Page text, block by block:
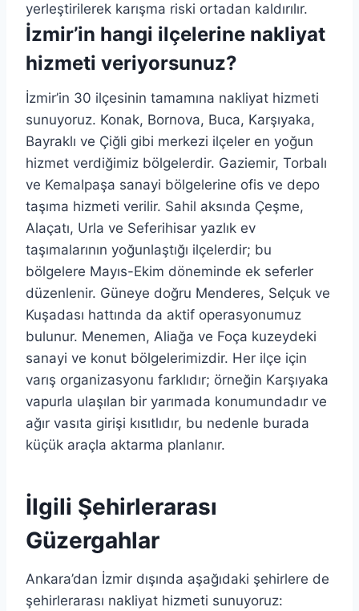
yerleştirilerek karışma riski ortadan kaldırılır.
İzmir’in hangi ilçelerine nakliyat
hizmeti veriyorsunuz?
İzmir’in 30 ilçesinin tamamına nakliyat hizmeti
sunuyoruz. Konak, Bornova, Buca, Karşıyaka,
Bayraklı ve Çiğli gibi merkezi ilçeler en yoğun
hizmet verdiğimiz bölgelerdir. Gaziemir, Torbalı
ve Kemalpaşa sanayi bölgelerine ofis ve depo
taşıma hizmeti verilir. Sahil aksında Çeşme,
Alaçatı, Urla ve Seferihisar yazlık ev
taşımalarının yoğunlaştığı ilçelerdir; bu
bölgelere Mayıs-Ekim döneminde ek seferler
düzenlenir. Güneye doğru Menderes, Selçuk ve
Kuşadası hattında da aktif operasyonumuz
bulunur. Menemen, Aliağa ve Foça kuzeydeki
sanayi ve konut bölgelerimizdir. Her ilçe için
varış organizasyonu farklıdır; örneğin Karşıyaka
vapurla ulaşılan bir yarımada konumundadır ve
ağır vasıta girişi kısıtlıdır, bu nedenle burada
küçük araçla aktarma planlanır.
İlgili Şehirlerarası
Güzergahlar
Ankara’dan İzmir dışında aşağıdaki şehirlere de
şehirlerarası nakliyat hizmeti sunuyoruz: